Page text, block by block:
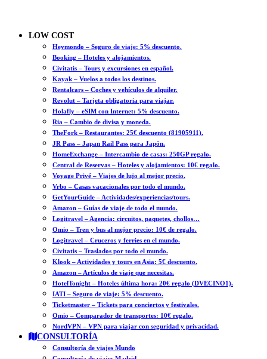
LOW COST
Heymondo – Seguro de viaje: 5% descuento.
Booking – Hoteles y alojamientos.
Civitatis – Tours y excursiones en español.
Kayak – Vuelos a todos los destinos.
Rentalcars – Coches y vehículos de alquiler.
Revolut – Tarjeta obligatoria para viajar.
Holafly – eSIM con Internet: 5% descuento.
Ria – Cambio de divisa y moneda.
TheFork – Restaurantes: 25€ descuento (81905911).
JR Pass – Japan Rail Pass para Japón.
HomeExchange – Intercambio de casas: 250GP regalo.
Central de Reservas – Hoteles y alojamientos: 10€ regalo.
Voyage Privé – Viajes de lujo al mejor precio.
Vrbo – Casas vacacionales por todo el mundo.
GetYourGuide – Actividades/experiencias/tours.
Amazon – Guías de viaje de todo el mundo.
Logitravel – Agencia: circuitos, paquetes, chollos…
Omio – Tren y bus al mejor precio: 10€ de regalo.
Logitravel – Cruceros y ferries en el mundo.
Civitatis – Traslados por todo el mundo.
Klook – Actividades y tours en Asia: 5€ descuento.
Amazon – Artículos de viaje que necesitas.
HotelTonight – Hoteles última hora: 20€ regalo (DVECINO1).
IATI – Seguro de viaje: 5% descuento.
Ticketmaster – Tickets para conciertos y festivales.
Omio – Comparador de transportes: 10€ regalo.
NordVPN – VPN para viajar con seguridad y privacidad.
CONSULTORÍA
Consultoría de viajes Mundo